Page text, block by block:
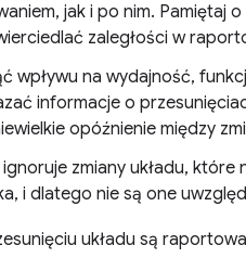
jak i po nim. Pamiętaj
zaległości w
wpływu na wydajność,
informacje o
opóźnienie między
zmiany układu,
i dlatego nie są one
układu są